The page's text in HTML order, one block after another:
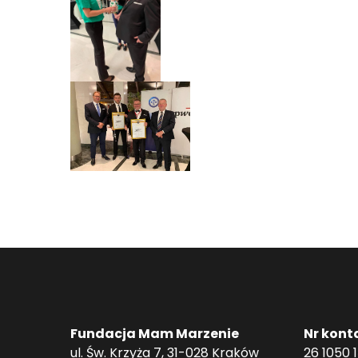
Fundacja Mam Marzenie
ul. Św. Krzyża 7, 31-028 Kraków
Nr
26 1050